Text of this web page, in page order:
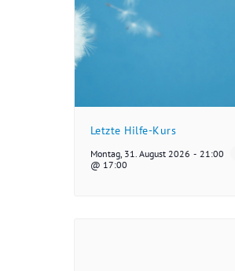
Letzte Hilfe-Kurs
Montag, 31. August 2026
@ 17:00
- 21:00